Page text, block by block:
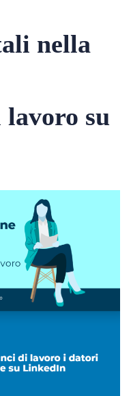
nella
lavoro su